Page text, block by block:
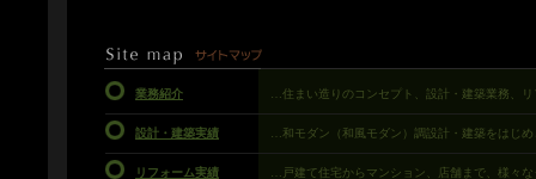
業務紹介 …住まい造りのコンセプト、設計・建築業務、
設計・建築実績 …和モダン（和風モダン）調設計・建築をはじ
リフォーム実績 …戸建て住宅からマンション、店舗まで、様々